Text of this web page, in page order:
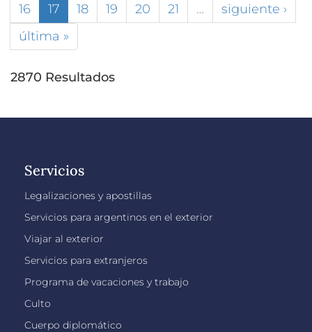
16
17 18 19 20 21 …
siguiente ›
última »
2870 Resultados
Servicios
Legalizaciones y apostillas
Servicios para argentinos en el exterior
Viajar al exterior
Servicios para extranjeros
Programa de vacaciones y trabajo
Culto
Cuerpo diplomático